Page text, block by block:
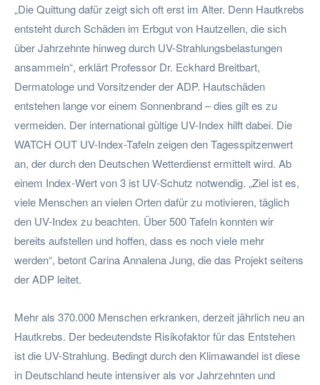
„Die Quittung dafür zeigt sich oft erst im Alter. Denn Hautkrebs
entsteht durch Schäden im Erbgut von Hautzellen, die sich
über Jahrzehnte hinweg durch UV-Strahlungsbelastungen
ansammeln“, erklärt Professor Dr. Eckhard Breitbart,
Dermatologe und Vorsitzender der ADP. Hautschäden
entstehen lange vor einem Sonnenbrand – dies gilt es zu
vermeiden. Der international gültige UV-Index hilft dabei. Die
WATCH OUT UV-Index-Tafeln zeigen den Tagesspitzenwert
an, der durch den Deutschen Wetterdienst ermittelt wird. Ab
einem Index-Wert von 3 ist UV-Schutz notwendig. „Ziel ist es,
viele Menschen an vielen Orten dafür zu motivieren, täglich
den UV-Index zu beachten. Über 500 Tafeln konnten wir
bereits aufstellen und hoffen, dass es noch viele mehr
werden“, betont Carina Annalena Jung, die das Projekt seitens
der ADP leitet.
Mehr als 370.000 Menschen erkranken, derzeit jährlich neu an
Hautkrebs. Der bedeutendste Risikofaktor für das Entstehen
ist die UV-Strahlung. Bedingt durch den Klimawandel ist diese
in Deutschland heute intensiver als vor Jahrzehnten und